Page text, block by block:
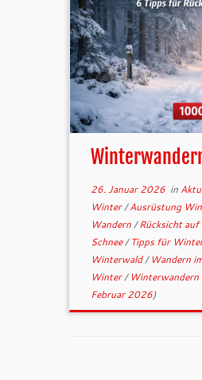
26. Januar 2026in
Winter/Ausrüstung
Wandern/Rücksicht
Schnee/Tipps für
Winterwald/ Wandern
Winter/ Winterwandern
Februar 2026)